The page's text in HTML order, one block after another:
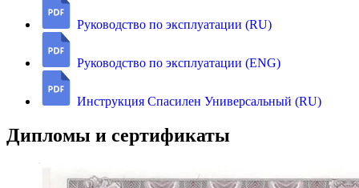
Руководство по эксплуатации (RU)
Руководство по эксплуатации (ENG)
Инструкция Спасилен Универсальный (RU)
Дипломы и сертификаты